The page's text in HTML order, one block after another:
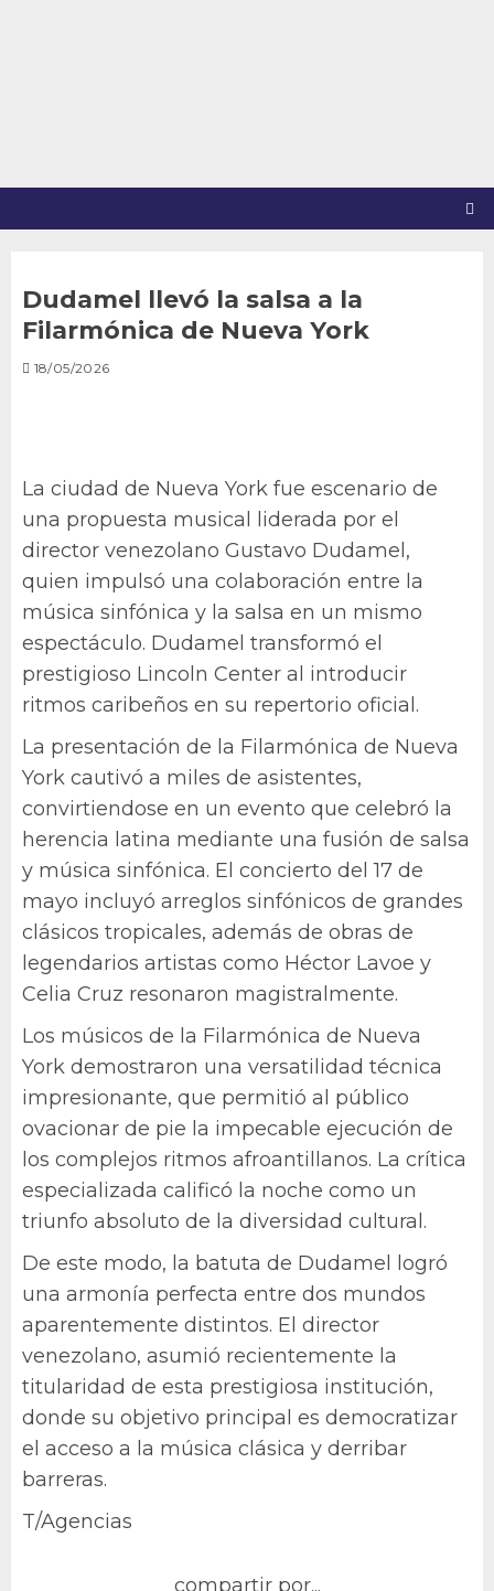
Dudamel llevó la salsa a la
Filarmónica de Nueva York
18/05/2026
La ciudad de Nueva York fue escenario de
una propuesta musical liderada por el
director venezolano Gustavo Dudamel,
quien impulsó una colaboración entre la
música sinfónica y la salsa en un mismo
espectáculo. Dudamel transformó el
prestigioso Lincoln Center al introducir
ritmos caribeños en su repertorio oficial.
La presentación de la Filarmónica de Nueva
York cautivó a miles de asistentes,
convirtiendose en un evento que celebró la
herencia latina mediante una fusión de salsa
y música sinfónica. El concierto del 17 de
mayo incluyó arreglos sinfónicos de grandes
clásicos tropicales, además de obras de
legendarios artistas como Héctor Lavoe y
Celia Cruz resonaron magistralmente.
Los músicos de la Filarmónica de Nueva
York demostraron una versatilidad técnica
impresionante, que permitió al público
ovacionar de pie la impecable ejecución de
los complejos ritmos afroantillanos. La crítica
especializada calificó la noche como un
triunfo absoluto de la diversidad cultural.
De este modo, la batuta de Dudamel logró
una armonía perfecta entre dos mundos
aparentemente distintos. El director
venezolano, asumió recientemente la
titularidad de esta prestigiosa institución,
donde su objetivo principal es democratizar
el acceso a la música clásica y derribar
barreras.
T/Agencias
compartir por...